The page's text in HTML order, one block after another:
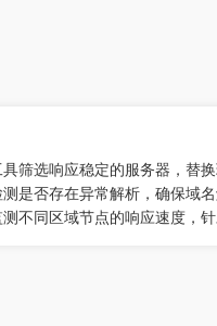
筛选响应稳定的服务器，替
是否存在异常解析，确保域
不同区域节点的响应速度，